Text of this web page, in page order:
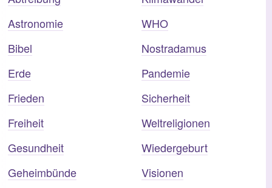
Astronomie
Bibel
Erde
Frieden
Freiheit
Gesundheit
Geheimbünde
WHO
Nostradamus
Pandemie
Sicherheit
Weltreligionen
Wiedergeburt
Visionen